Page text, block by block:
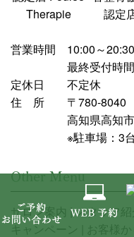
営業時間
10:00～
最終受付時
定休日
不定休
住 所
〒780-8040
高知県高知
※駐車場：3台
Other Menu
サロン案内 スタッフ紹
キャンペーン
お客様